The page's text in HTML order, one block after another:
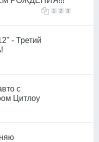
1 2 3
- Третий
с
Цитлоу